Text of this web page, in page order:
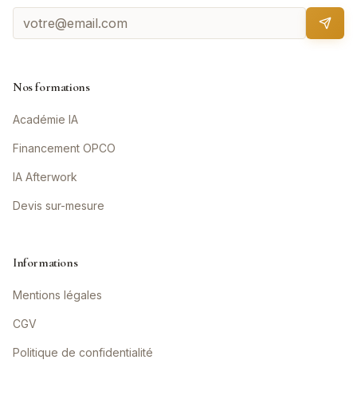
Nos formations
Académie IA
Financement OPCO
IA Afterwork
Devis sur-mesure
Informations
Mentions légales
CGV
Politique de confidentialité